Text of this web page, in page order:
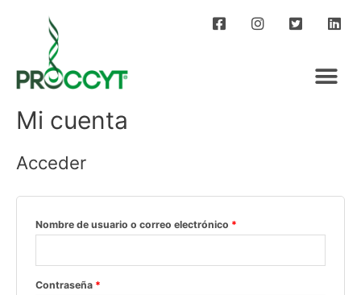
Mi cuenta
Acceder
Nombre de usuario o correo electrónico *
Contraseña *